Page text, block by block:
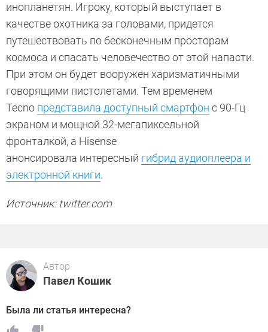
инопланетян. Игроку, который выступает в
качестве охотника за головами, придется
путешествовать по бесконечным просторам
космоса и спасать человечество от этой напасти.
При этом он будет вооружен харизматичными
говорящими пистолетами. Тем временем
Tecno представила доступный смартфон с 90-Гц
экраном и мощной 32-мегапиксельной
фронталкой, а Hisense
анонсировала интересный гибрид аудиоплеера и
электронной книги.
Источник: twitter.com
Автор
Павел Кошик
Была ли статья интересна?